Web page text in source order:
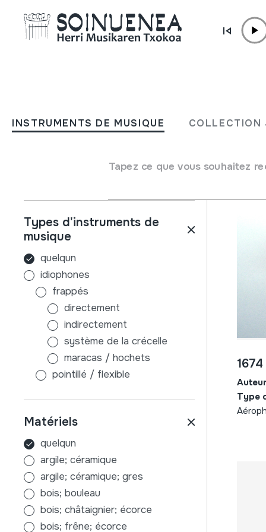
INSTRUMENTS DE MUSIQUE COLLECTION
Tapez ce que vous souhaitez
Filtres
Types d'instruments de
musique
quelqun
idiophones
frappés
directement
indirectement
système de la crécelle
maracas / hochets
pointillé / flexible
frottés
air
membranophones
frappés
frappés à l'aide des
baguettes
frappés à l'aide des mains
Matériels
quelqun
argile; céramique
argile; céramique; gres
bois; bouleau
bois; châtaignier; écorce
bois; frêne; écorce
Auteur
Type